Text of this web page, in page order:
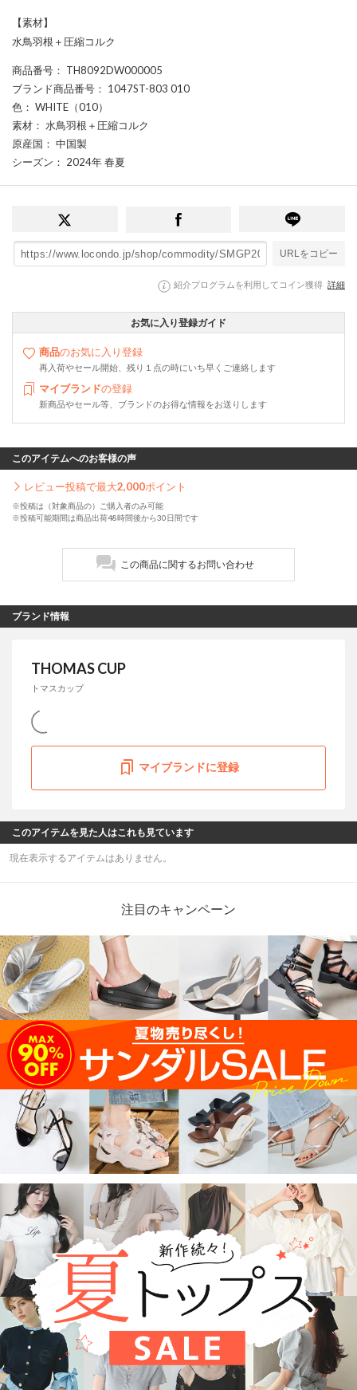
【素材】
水鳥羽根＋圧縮コルク
商品番号 ： TH8092DW000005
ブランド商品番号 ： 1047ST-803 010
色 ： WHITE（010）
素材 ： 水鳥羽根＋圧縮コルク
原産国 ： 中国製
シーズン ： 2024年 春夏
URLをコピー
紹介プログラムを利用してコイン獲得 詳細
お気に入り登録ガイド
商品のお気に入り登録
再入荷やセール開始、残り１点の時にいち早くご連絡します
マイブランドの登録
新商品やセール等、ブランドのお得な情報をお送りします
このアイテムへのお客様の声
レビュー投稿で最大2,000ポイント
※投稿は（対象商品の）ご購入者のみ可能
※投稿可能期間は商品出荷48時間後から30日間です
この商品に関するお問い合わせ
ブランド情報
THOMAS CUP
トマスカップ
マイブランドに登録
このアイテムを見た人はこれも見ています
現在表示するアイテムはありません。
注目のキャンペーン